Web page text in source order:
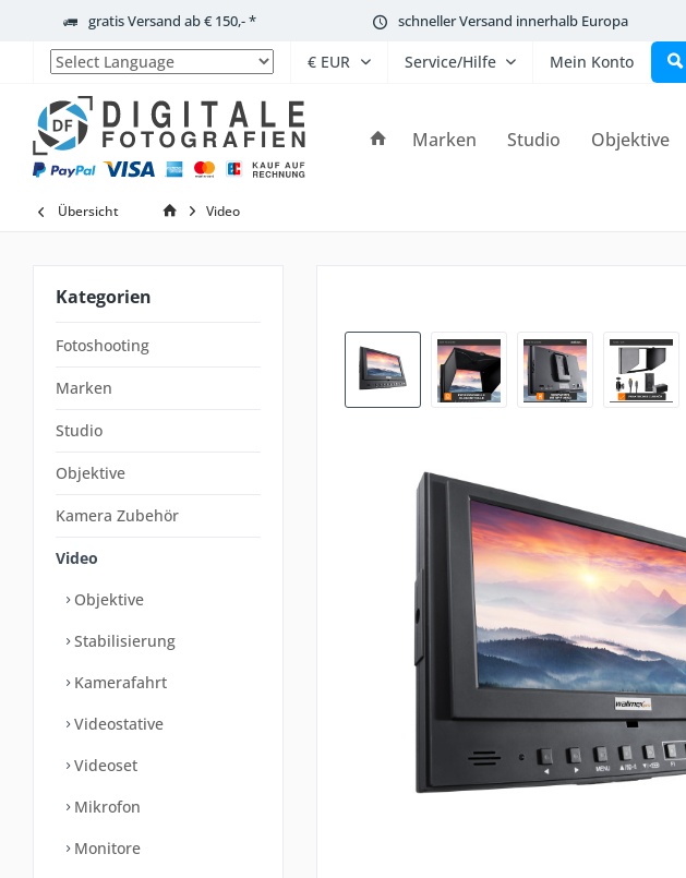
gratis Versand ab € 150,- * schneller Versand innerhalb Europa
Powered by
Service/Hilfe Mein Konto
Marken Studio Objektive
Übersicht Video
Kategorien
Fotoshooting
Marken
Studio
Objektive
Kamera Zubehör
Video
Objektive
Stabilisierung
Kamerafahrt
Videostative
Videoset
Mikrofon
Monitore